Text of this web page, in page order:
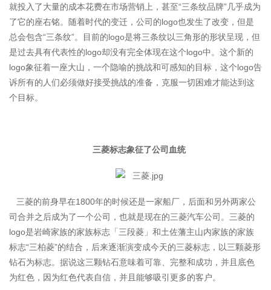
就投入了大量的成本花费在市场营销上，甚至“三条纹品牌”几乎成为
了它的座右铭。随着时代的变迁，公司的logo也发生了改变，但是
总会包含“三条纹”。目前的logo是将三条纹以三角形的形状呈现，但
是过去具有代表性的logo却没有完全体现在这个logo中。这个新的
logo象征着一座大山，一个隐喻的挑战和可感知的目标，这个logo告
诉所有的人们必须做好接受挑战的准备，克服一切困难才能达到这
个目标。
三菱标志象征了公司血统
三菱的前身早在1800年的时候还是一家船厂，后面和另外两家公
司合并之后成为了一个公司，也就是现在的三菱汽车公司。三菱的
logo是岩崎家族的家族标志「三段菱」和土佐藩主山内家族的家族
标志“三柏菱”的结合，后来逐渐演变成今天的三菱标志，以三颗菱形
钻石为标志。据说这三颗钻石意味着可靠、完整和成功，并且底色
为红色，因为红色代表自信，并且能够吸引更多的客户。